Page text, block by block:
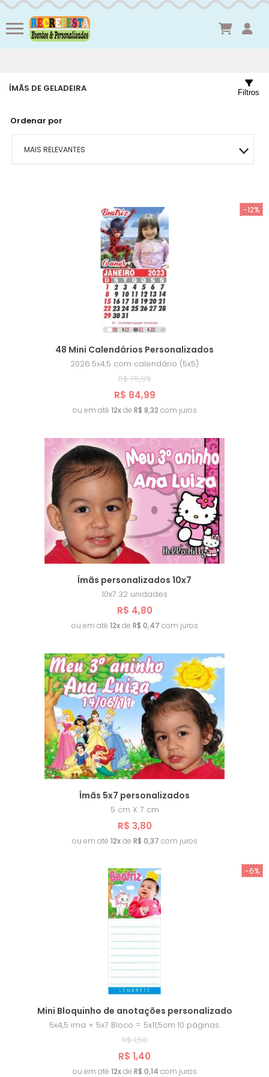
ÍMÃS DE GELADEIRA
Ordenar por
MAIS RELEVANTES
Filtros
-12%
48 Mini Calendários Personalizados
2026 5x4,5 com calendário (5x5)
R$ 75,99
R$ 84,99
ou em até 12xde R$ 8,32 com juros
Ímãs personalizados 10x7
10x7 32 unidades
R$ 4,80
ou em até 12xde R$ 0,47 com juros
Ímãs 5x7 personalizados
5 cm X 7 cm
R$ 3,80
ou em até 12xde R$ 0,37 com juros
-6%
Mini Bloquinho de anotações personalizado
5x4,5 ima + 5x7 Bloco = 5x11,5cm 10 páginas.
R$ 1,50
R$ 1,40
ou em até 12xde R$ 0,14 com juros